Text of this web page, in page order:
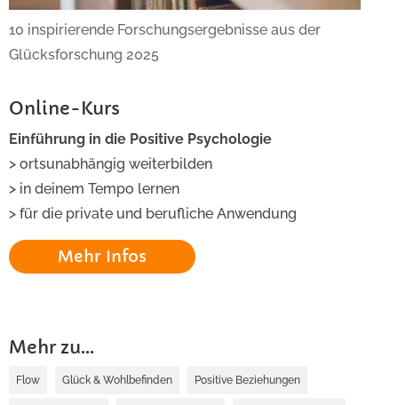
10 inspirierende Forschungsergebnisse aus der
Glücksforschung 2025
Online-Kurs
Einführung in die Positive Psychologie
> ortsunabhängig weiterbilden
> in deinem Tempo lernen
> für die private und berufliche Anwendung
Mehr Infos
Mehr zu...
Flow Glück & Wohlbefinden Positive Beziehungen